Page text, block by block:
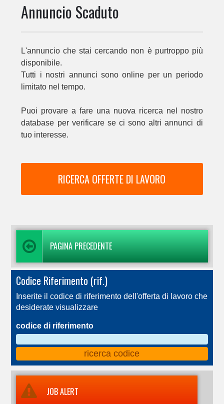
Annuncio Scaduto
L'annuncio che stai cercando non è purtroppo più
disponibile.
Tutti i nostri annunci sono online per un periodo
limitato nel tempo.
Puoi provare a fare una nuova ricerca nel nostro
database per verificare se ci sono altri annunci di
tuo interesse.
RICERCA OFFERTE DI LAVORO
PAGINA PRECEDENTE
Codice Riferimento (rif.)
Inserite il codice di riferimento dell'offerta di lavoro che
desiderate visualizzare
codice di riferimento
JOB ALERT